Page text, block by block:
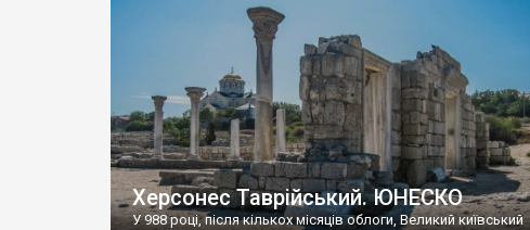
візантійської доби. Раритети викрадені з фондів об’єкту
культурної спадщини ЮНЕСКО «Херсонеса Таврійського».
Офіційно – на виставку «Золото Візантії», але експерти та
влада в Україні вважають це лише […]
Херсонес Таврійський. ЮНЕСКО
У 988 році, після кількох місяців облоги, Великий київський